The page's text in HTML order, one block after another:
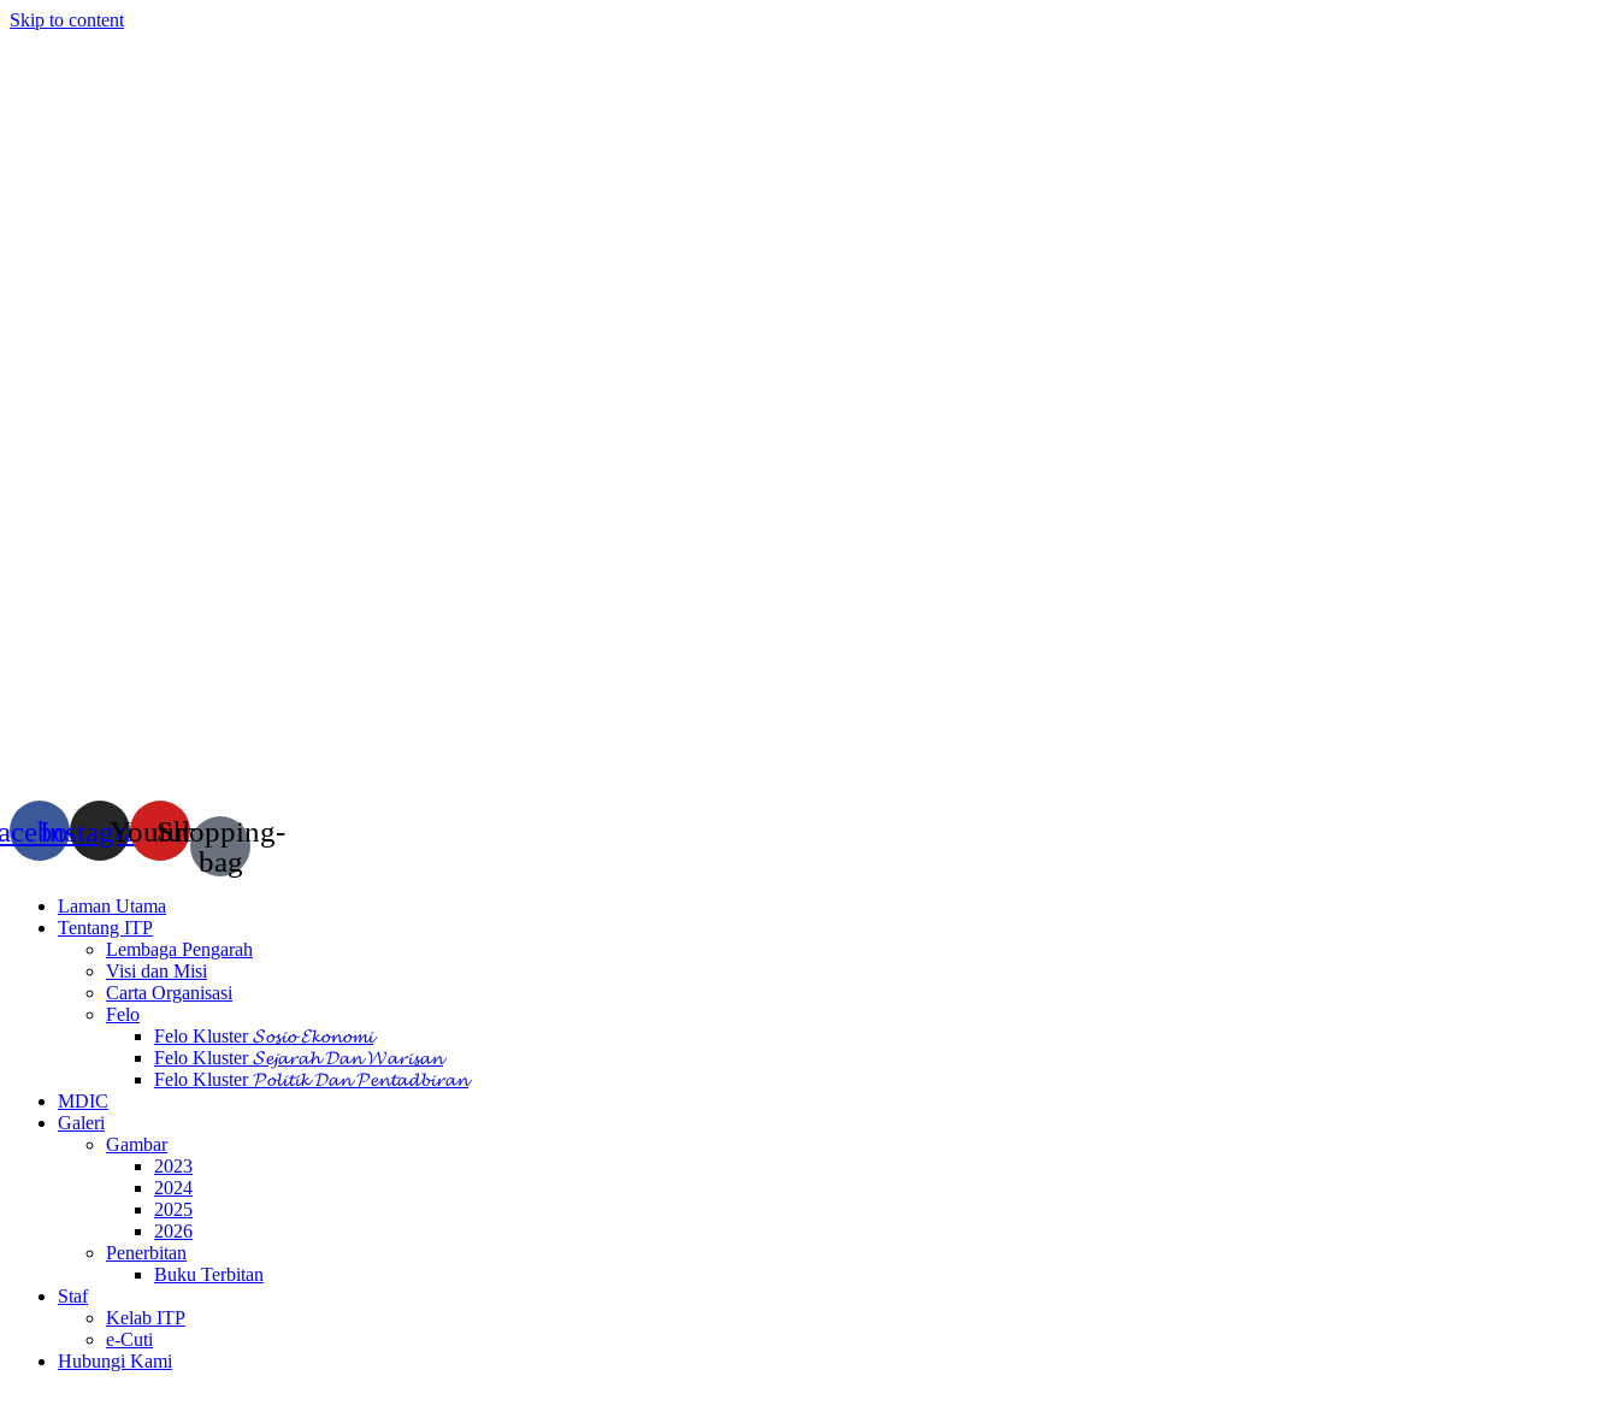
Skip to content
InstagramYoutube
Shopping-
bag
Laman Utama
Tentang ITP
Lembaga Pengarah
Visi dan Misi
Carta Organisasi
Felo
Felo Kluster 𝓢𝓸𝓼𝓲𝓸 𝓔𝓴𝓸𝓷𝓸𝓶𝓲
Felo Kluster 𝓢𝓮𝓳𝓪𝓻𝓪𝓱 𝓓𝓪𝓷 𝓦𝓪𝓻𝓲𝓼𝓪𝓷
Felo Kluster 𝓟𝓸𝓵𝓲𝓽𝓲𝓴 𝓓𝓪𝓷 𝓟𝓮𝓷𝓽𝓪𝓭𝓫𝓲𝓻𝓪𝓷
MDIC
Galeri
Gambar
2023
2024
2025
2026
Penerbitan
Buku Terbitan
Staf
Kelab ITP
e-Cuti
Hubungi Kami